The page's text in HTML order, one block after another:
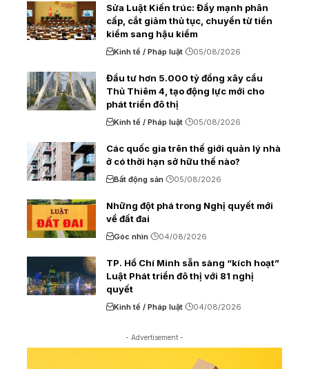
Sửa Luật Kiến trúc: Đẩy mạnh phân
cấp, cắt giảm thủ tục, chuyển từ tiền
kiểm sang hậu kiểm
Kinh tế / Pháp luật 05/08/2026
Đầu tư hơn 5.000 tỷ đồng xây cầu
Thủ Thiêm 4, tạo động lực mới cho
phát triển đô thị
Kinh tế / Pháp luật 05/08/2026
Các quốc gia trên thế giới quản lý nhà
ở có thời hạn sở hữu thế nào?
Bất động sản 05/08/2026
Những đột phá trong Nghị quyết mới
về đất đai
Góc nhìn 04/08/2026
TP. Hồ Chí Minh sẵn sàng “kích hoạt”
Luật Phát triển đô thị với 81 nghị
quyết
Kinh tế / Pháp luật 04/08/2026
- Advertisement -